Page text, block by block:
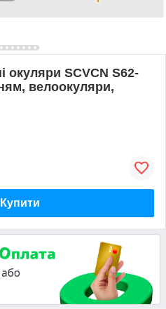
окуляри SCVCN S62-
велоокуляри,
Купити